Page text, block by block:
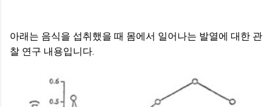
아래는 음식을 섭취했을 때 몸에서 일어나는 발열에 대한 관
찰 연구 내용입니다.